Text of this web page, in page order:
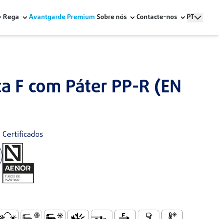
Rega Avantgarde PremiumSobre nós Contacte-nos PT
F com Páter PP-R (EN
Certificados